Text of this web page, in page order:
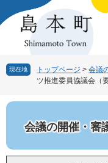
ー
。
ニ
て
へ
現在地 トップページ > 会議
ツ推進委員協議会（
会議の開催・審